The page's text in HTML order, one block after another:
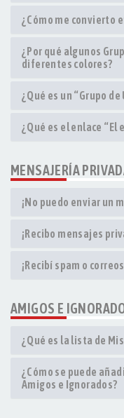
¿Cómo me convierto
¿Por qué algunos
diferentes colores?
¿Qué es un “Grupo
¿Qué es el enlace “El
MENSAJERÍA
¡No puedo enviar un
¡Recibo mensajes
¡Recibí spam o
AMIGOS E
¿Qué es la lista de
¿Cómo se puede
Amigos e Ignorados?